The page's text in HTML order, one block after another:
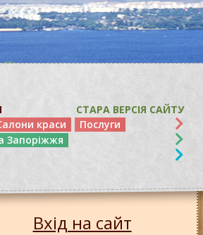
СТАРА ВЕРСІЯ САЙТУ
краси
Послуги
Запоріжжя
Вхід на сайт